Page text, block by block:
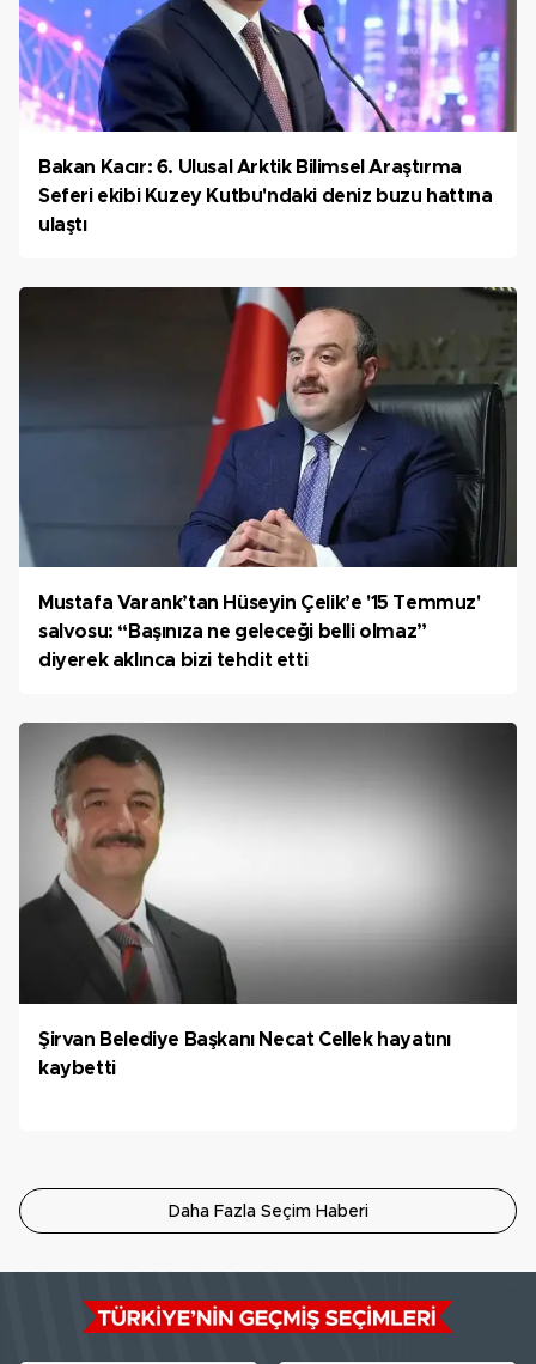
Bakan Kacır: 6. Ulusal Arktik Bilimsel Araştırma
Seferi ekibi Kuzey Kutbu'ndaki deniz buzu hattına
ulaştı
Mustafa Varank’tan Hüseyin Çelik’e '15 Temmuz'
salvosu: “Başınıza ne geleceği belli olmaz”
diyerek aklınca bizi tehdit etti
Şirvan Belediye Başkanı Necat Cellek hayatını
kaybetti
Daha Fazla Seçim Haberi